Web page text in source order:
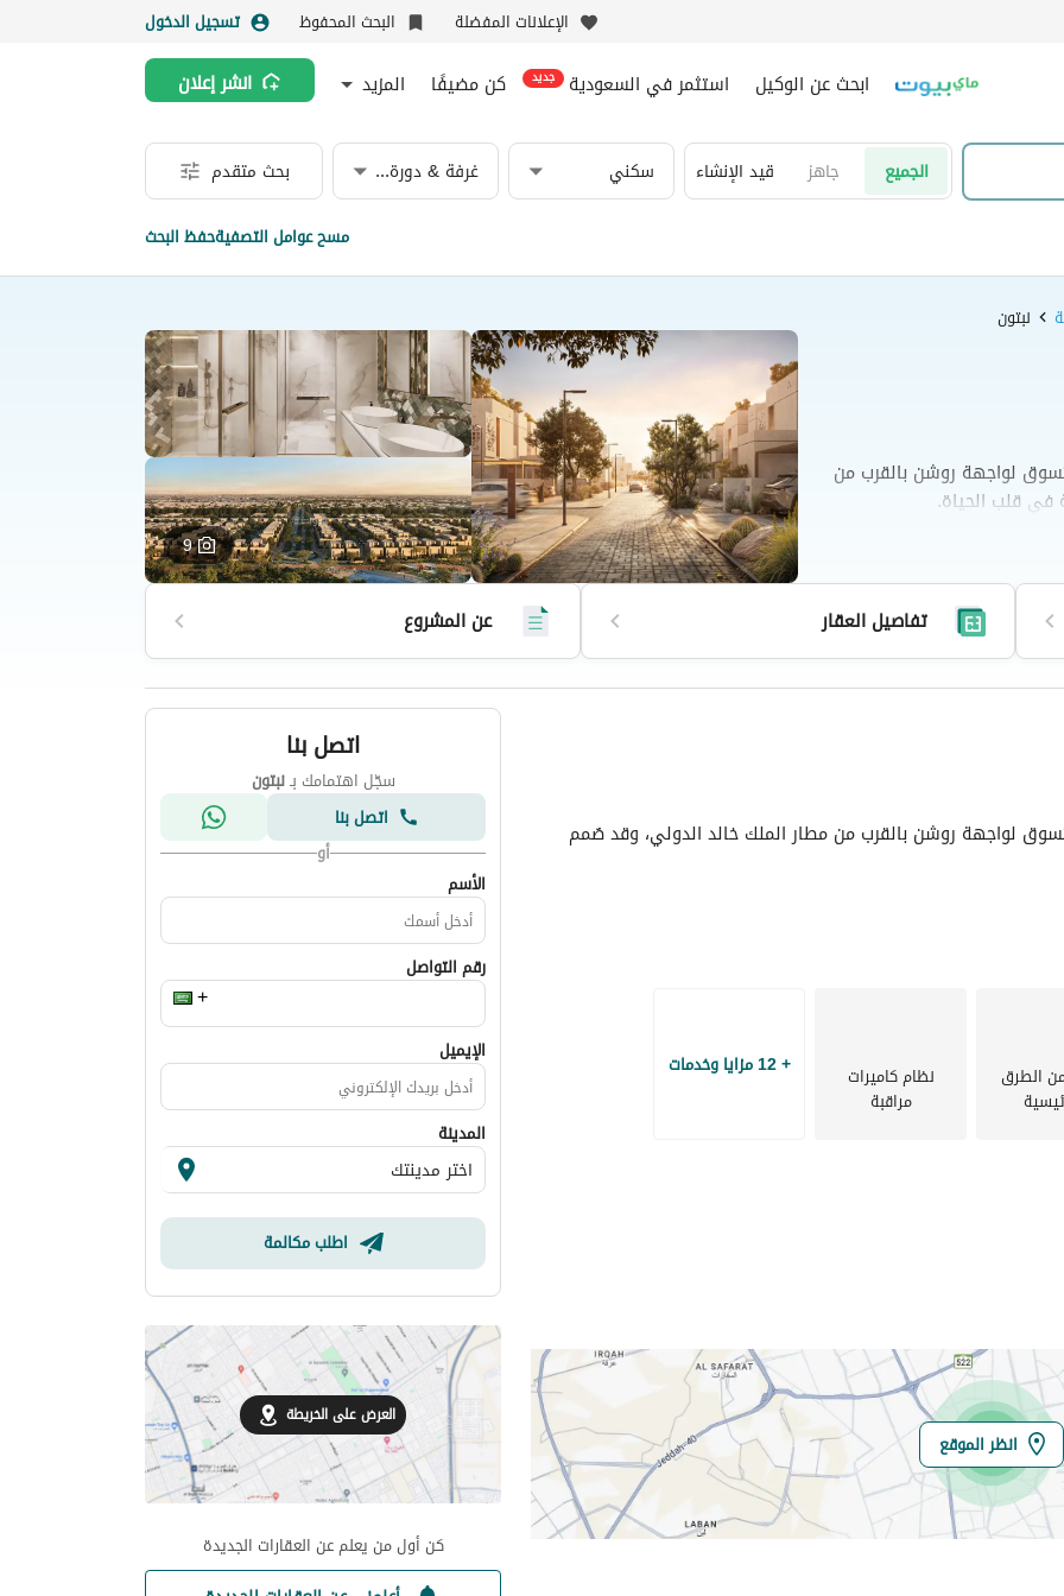
الإعلانات المفضلة البحث المحفوظ تسجيل الدخول
ابحث عن الوكيل استثمر في السعودية جديد كن مضيفًا المزيد انشر إعلان
الجميع جاهز قيد الإنشاء سكني غرفة & دورة مياه بحث متقدم
مسح عوامل التصفيةحفظ البحث
نبتون
لواجهة روشن بالقرب من
في قلب الحياة.
والألوان، ويضمن هذا
هادئة لسكانه. كل فيلا هي
والأناقة. صُمم المشروع لتعزيز
للمجوهرات الفاخرة التي
اليومية.
داخل المجتمع.
9
تفاصيل العقار عن المشروع
لواجهة روشن بالقرب من مطار الملك خالد الدولي، وقد صُمم
فريدة من نوعها، صُممت لتعكس الحياة الراقية والأناقة. صُمم
وحدتهم بدفعة أولى
وصحي.
الطرق نظام كاميرات
مراقبة
+ 12 مزايا وخدمات
انظر الموقع
اتصل بنا
سجّل اهتمامك بـنبتون
اتصل بنا
أو
الأسم
رقم التواصل
الإيميل
المدينة
اطلب مكالمة
العرض على الخريطة
كن أول من يعلم عن العقارات الجديدة